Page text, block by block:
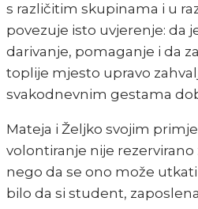
s različitim skupinama i u
povezuje isto uvjerenje: da
darivanje, pomaganje i da
toplije mjesto upravo
svakodnevnim gestama
Mateja i Željko svojim
volontiranje nije rezervirano
nego da se ono može
bilo da si student,